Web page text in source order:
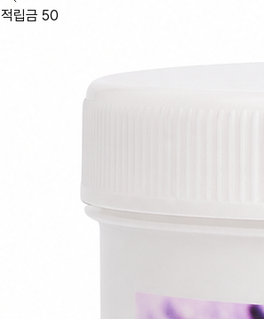
적립금 50